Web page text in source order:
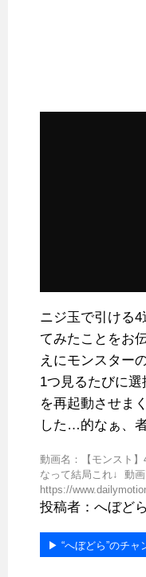
ニジ玉で引ける
てみたことをお
えにモンスター
1つ見るたびに
を再起動させま
した…的なぁ、者
動画名：【モンスト
なって結局これ↓ 動
https://
投稿者：へぼどら
▶︎ “へぼどら”のチャ